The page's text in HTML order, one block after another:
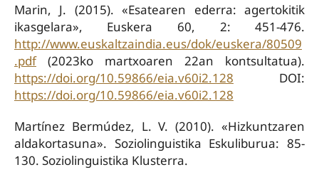
Marin, J. (2015). «Esatearen ederra: agertokitik
ikasgelara», Euskera 60, 2: 451-476.
http://www.euskaltzaindia.eus/dok/euskera/80509
.pdf(2023ko martxoaren 22an kontsultatua).
https://doi.org/10.59866/eia.v60i2.128 DOI:
https://doi.org/10.59866/eia.v60i2.128
Martínez Bermúdez, L. V. (2010). «Hizkuntzaren
aldakortasuna». Soziolinguistika Eskuliburua: 85-
130. Soziolinguistika Klusterra.